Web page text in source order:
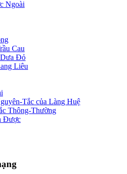
Ngoài
Cau
Đỏ
Liêu
Tắc của Làng Huệ
Thông-Thường
Được